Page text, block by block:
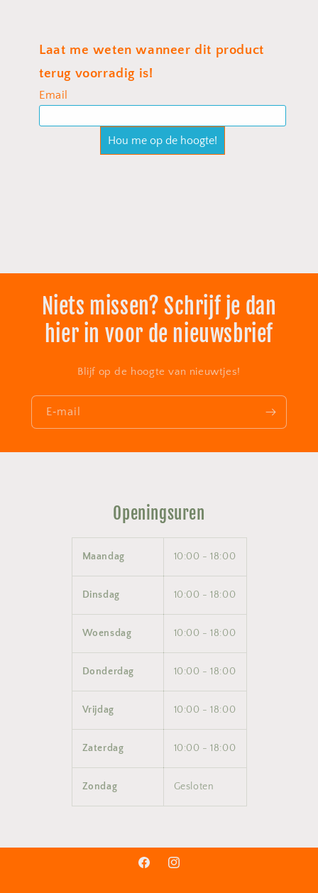
Niets missen? Schrijf je dan
hier in voor de nieuwsbrief
Blijf op de hoogte van nieuwtjes!
E‑mail
Openingsuren
Maandag 10:00 - 18:00
Dinsdag 10:00 - 18:00
Woensdag 10:00 - 18:00
Donderdag 10:00 - 18:00
Vrijdag 10:00 - 18:00
Zaterdag 10:00 - 18:00
Zondag Gesloten
FacebookInstagram